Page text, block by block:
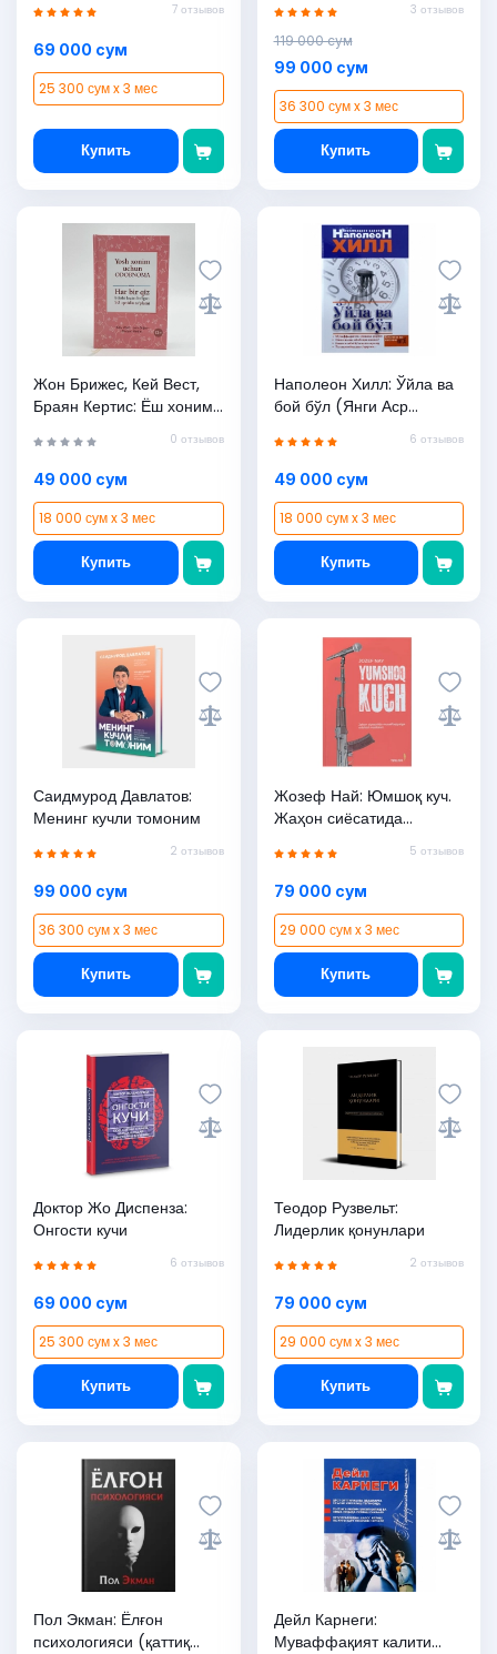
7 отзывов
69 000 сум
25 300 сум x 3 мес
Купить
3 отзывов
119 000 сум
99 000 сум
36 300 сум x 3 мес
Купить
Жон Брижес, Кей Вест,
Браян Кертис: Ёш хоним
учун одобнома. Ҳар бир
қиз билиши лозим бўлган
50 қоида тўплами
0 отзывов
49 000 сум
18 000 сум x 3 мес
Купить
Наполеон Хилл: Ўйла ва
бой бўл (Янги Аср
6 отзывов
49 000 сум
18 000 сум x 3 мес
Купить
Саидмурод Давлатов:
Менинг кучли томоним
2 отзывов
99 000 сум
36 300 сум x 3 мес
Купить
Жозеф Най: Юмшоқ куч.
Жаҳон сиёсатида
муваффақиятга эришиш
воситалари
5 отзывов
79 000 сум
29 000 сум x 3 мес
Купить
Доктор Жо Диспенза:
Онгости кучи
6 отзывов
69 000 сум
25 300 сум x 3 мес
Купить
Теодор Рузвельт:
Лидерлик қонунлари
2 отзывов
79 000 сум
29 000 сум x 3 мес
Купить
Пол Экман: Ёлғон
психологияси (қаттиқ
Дейл Карнеги:
Муваффақият калити